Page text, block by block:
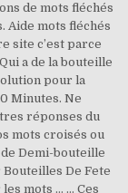
de mots fléchés
Aide mots fléchés
site c’est parce
a de la bouteille
pour la
Minutes. Ne
réponses du
mots croisés ou
Demi-bouteille
De Fete
mots … ... Ces